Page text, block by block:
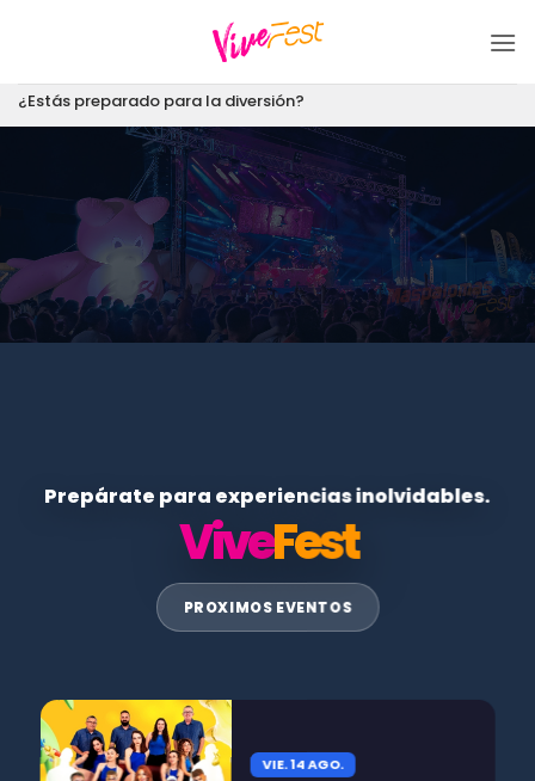
¿Estás preparado para la diversión?
Prepárate para experiencias inolvidables.
ViveFest
PROXIMOS EVENTOS
VIE. 14 AGO.